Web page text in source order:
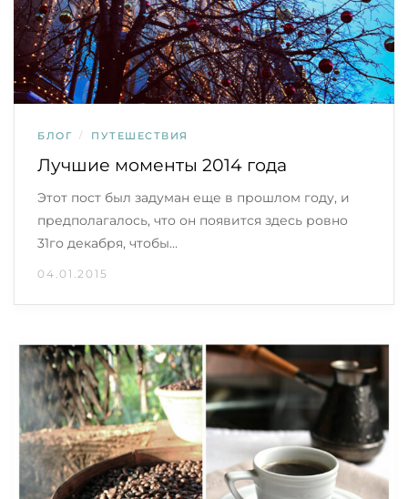
БЛОГ / ПУТЕШЕСТВИЯ
Лучшие моменты 2014 года
Этот пост был задуман еще в прошлом году, и
предполагалось, что он появится здесь ровно
31го декабря, чтобы…
04.01.2015